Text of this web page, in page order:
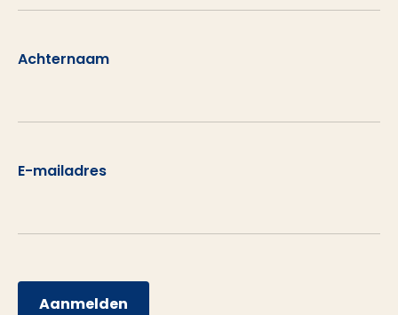
Achternaam
E-mailadres
Aanmelden